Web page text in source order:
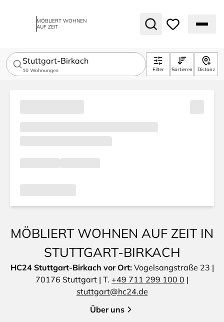
MÖBLIERT WOHNEN
AUF ZEIT
Stuttgart-Birkach
10 Wohnungen Filter Sortieren Distanz
MÖBLIERT WOHNEN AUF ZEIT IN
STUTTGART-BIRKACH
HC24 Stuttgart-Birkach vor Ort: Vogelsangstraße 23 |
70176 Stuttgart | T. +49 711 299 100 0 |
stuttgart@hc24.de
Über uns